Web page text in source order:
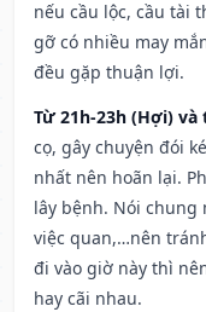
nếu cầu lộc, cầu tài
gỡ có nhiều may
đều gặp thuận lợi.
Từ 21h-23h (Hợi) và
cọ, gây chuyện đói
nhất nên hoãn lại.
lây bệnh. Nói
việc quan,…nên
đi vào giờ này thì
hay cãi nhau.